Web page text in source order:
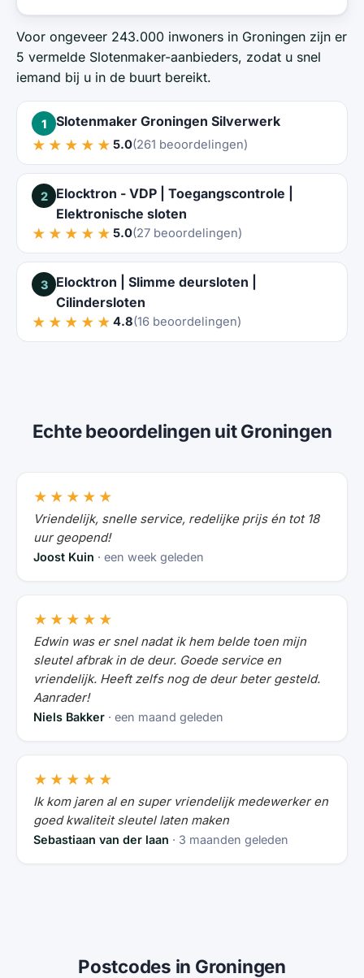
Voor ongeveer 243.000 inwoners in Groningen zijn er
5 vermelde Slotenmaker-aanbieders, zodat u snel
iemand bij u in de buurt bereikt.
1
Slotenmaker Groningen Silverwerk
★★★★★ 5.0(261 beoordelingen)
2
Elocktron - VDP | Toegangscontrole |
Elektronische sloten
★★★★★ 5.0(27 beoordelingen)
3
Elocktron | Slimme deursloten |
Cilindersloten
★★★★★ 4.8(16 beoordelingen)
Echte beoordelingen uit Groningen
★★★★★
Vriendelijk, snelle service, redelijke prijs én tot 18
uur geopend!
Joost Kuin · een week geleden
★★★★★
Edwin was er snel nadat ik hem belde toen mijn
sleutel afbrak in de deur. Goede service en
vriendelijk. Heeft zelfs nog de deur beter gesteld.
Aanrader!
Niels Bakker · een maand geleden
★★★★★
Ik kom jaren al en super vriendelijk medewerker en
goed kwaliteit sleutel laten maken
Sebastiaan van der laan · 3 maanden geleden
Postcodes in Groningen